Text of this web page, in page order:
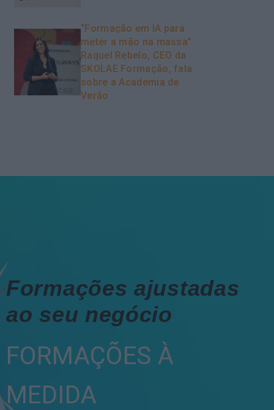
“Formação em IA para
meter a mão na massa”
Raquel Rebelo, CEO da
SKOLAE Formação, fala
sobre a Academia de
Verão
Formações ajustadas
ao seu negócio
FORMAÇÕES À
MEDIDA